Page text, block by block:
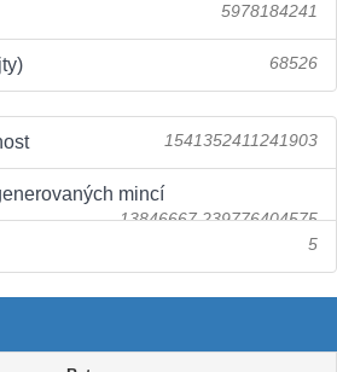
5978184241
68526
1541352411241903
mincí
13846667.239776404575
5